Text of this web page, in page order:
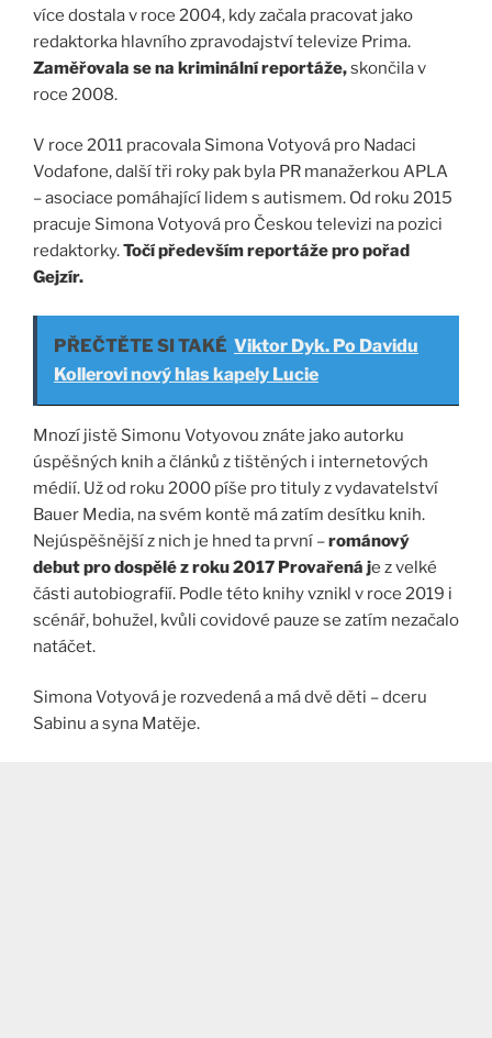
více dostala v roce 2004, kdy začala pracovat jako
redaktorka hlavního zpravodajství televize Prima.
Zaměřovala se na kriminální reportáže,skončila v
roce 2008.
V roce 2011 pracovala Simona Votyová pro Nadaci
Vodafone, další tři roky pak byla PR manažerkou APLA
– asociace pomáhající lidem s autismem. Od roku 2015
pracuje Simona Votyová pro Českou televizi na pozici
redaktorky.Točí především reportáže pro pořad
Gejzír.
PŘEČTĚTE SI TAKÉ Viktor Dyk. Po Davidu
Kollerovi nový hlas kapely Lucie
Mnozí jistě Simonu Votyovou znáte jako autorku
úspěšných knih a článků z tištěných i internetových
médií. Už od roku 2000 píše pro tituly z vydavatelství
Bauer Media, na svém kontě má zatím desítku knih.
Nejúspěšnější z nich je hned ta první –románový
debut pro dospělé z roku 2017 Provařená je z velké
části autobiografií. Podle této knihy vznikl v roce 2019 i
scénář, bohužel, kvůli covidové pauze se zatím nezačalo
natáčet.
Simona Votyová je rozvedená a má dvě děti – dceru
Sabinu a syna Matěje.